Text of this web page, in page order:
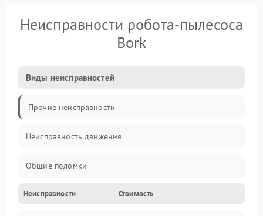
Неисправности робота-пылесоса
Bork
Виды неисправностей
Прочие неисправности
Неисправность движения
Общие поломки
Неисправность датчиков
Неисправности Стоимость